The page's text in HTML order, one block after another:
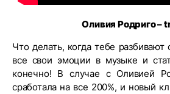
Оливия Родриго –
Что делать, когда тебе
все свои эмоции в музыке и
конечно! В случае с Оливией
сработала на все 200%, и новый